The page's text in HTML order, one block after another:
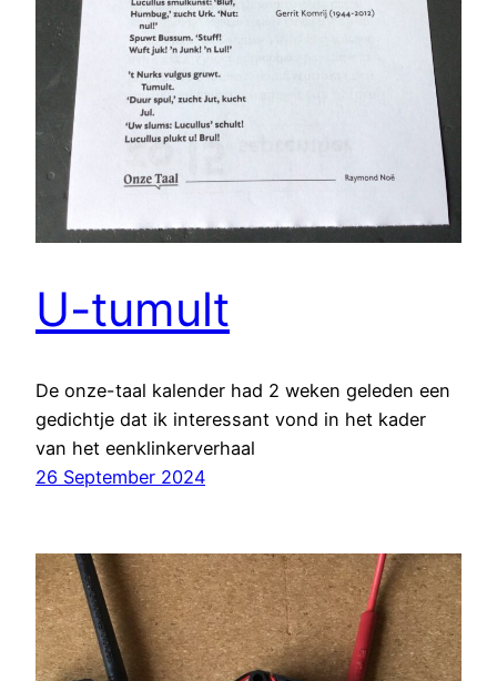
U-tumult
De onze-taal kalender had 2 weken geleden een
gedichtje dat ik interessant vond in het kader
van het eenklinkerverhaal
26 September 2024